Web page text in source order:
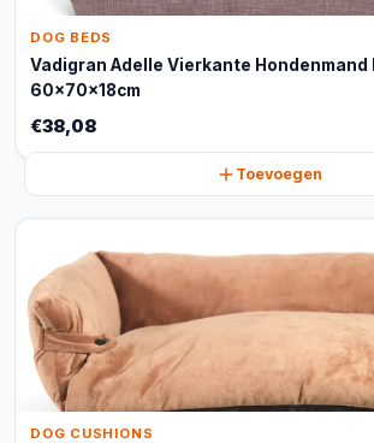
DOG BEDS
Vadigran Adelle Vierkante Hondenmand
60x70x18cm
€38,08
Toevoegen
DOG CUSHIONS